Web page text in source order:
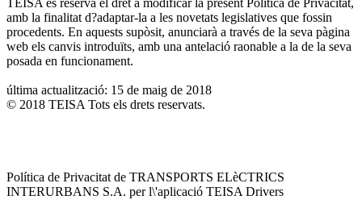
amb la finalitat d?adaptar-la a les novetats legislatives que fossin
procedents. En aquests supòsit, anunciarà a través de la seva pàgina
web els canvis introduïts, amb una antelació raonable a la de la seva
posada en funcionament.
última actualització: 15 de maig de 2018
© 2018 TEISA Tots els drets reservats.
Política de Privacitat de TRANSPORTS ELèCTRICS
INTERURBANS S.A. per l\'aplicació TEISA Drivers